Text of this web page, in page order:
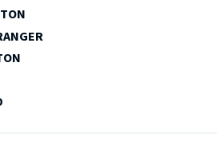
ses camarades ont-elles survécu
de Charlotte Delbo Auschwitz et
l’enfer une solidarité sans bornes,
au cœur même de la mort. Il y a,
a mise en lumière.